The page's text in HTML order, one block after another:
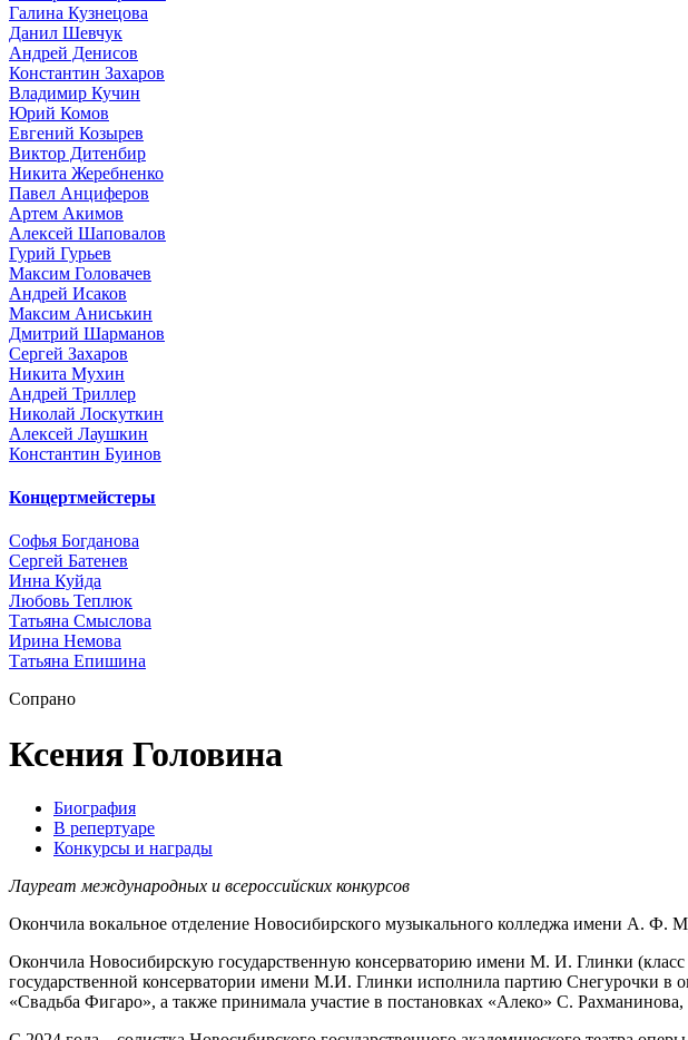
Галина Кузнецова
Данил Шевчук
Андрей Денисов
Константин Захаров
Владимир Кучин
Юрий Комов
Евгений Козырев
Виктор Дитенбир
Никита Жеребненко
Павел Анциферов
Артем Акимов
Алексей Шаповалов
Гурий Гурьев
Максим Головачев
Андрей Исаков
Максим Аниськин
Дмитрий Шарманов
Сергей Захаров
Никита Мухин
Андрей Триллер
Николай Лоскуткин
Алексей Лаушкин
Константин Буинов
Концертмейстеры
Софья Богданова
Сергей Батенев
Инна Куйда
Любовь Теплюк
Татьяна Смыслова
Ирина Немова
Татьяна Епишина
Сопрано
Ксения Головина
Биография
В репертуаре
Конкурсы и награды
Лауреат международных и всероссийских конкурсов
Окончила вокальное отделение Новосибирского музыкального колледжа имени А. Ф.
Окончила Новосибирскую государственную консерваторию имени М. И. Глинки
государственной консерватории имени М.И. Глинки исполнила партию Снегурочки
«Свадьба Фигаро», а также принимала участие в постановках «Алеко» С.